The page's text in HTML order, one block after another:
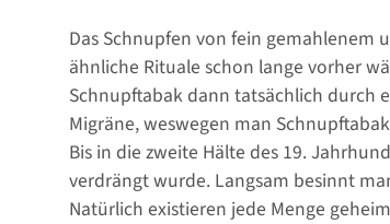
Das Schnupfen von fein
ähnliche Rituale schon lange vorher
Schnupftabak dann tatsächlich durch
Migräne, weswegen man
Bis in die zweite Hälte des 19.
verdrängt wurde. Langsam besinnt
Natürlich existieren jede Menge